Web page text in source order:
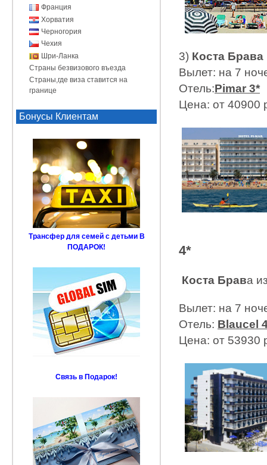
3) Коста Брава
Вылет: на 7
Отель:Pimar 3*
Цена: от 40900
4*
Коста Брава
Вылет: на 7
Отель: Blaucel
Цена: от 53930
Франция
Хорватия
Черногория
Чехия
Шри-Ланка
Страны безвизового въезда
Страны,где виза ставится на
границе
Бонусы Клиентам
Трансфер для семей с детьми В
ПОДАРОК!
Связь в Подарок!